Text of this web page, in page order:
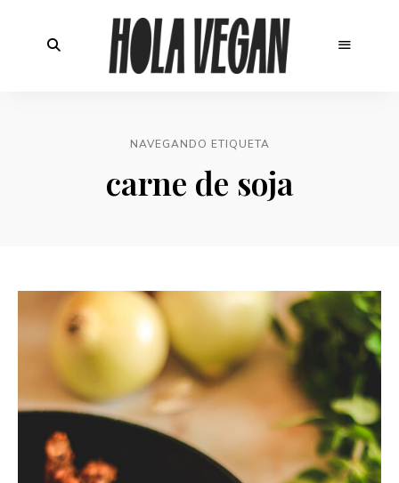
NAVEGANDO ETIQUETA
carne de soja